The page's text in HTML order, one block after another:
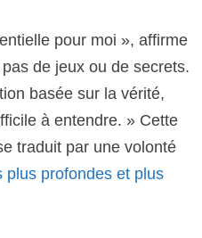
pour moi », affirme
de jeux ou de secrets.
basée sur la vérité,
à entendre. » Cette
traduit par une volonté
plus profondes et plus